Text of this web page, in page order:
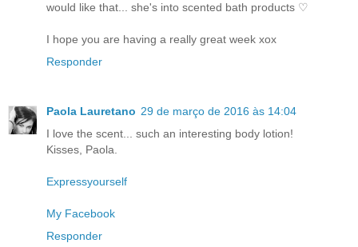
would like that... she's into scented bath products ♡
I hope you are having a really great week xox
Responder
Paola Lauretano 29 de março de 2016 às 14:04
I love the scent... such an interesting body lotion!
Kisses, Paola.
Expressyourself
My Facebook
Responder